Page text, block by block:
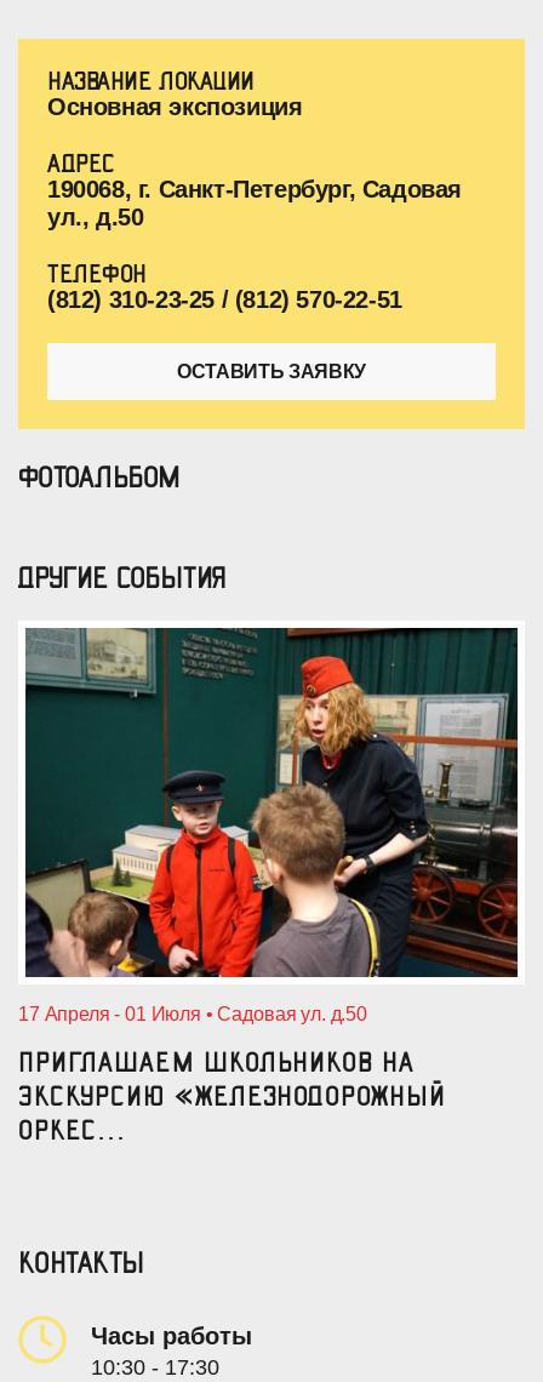
НАЗВАНИЕ ЛОКАЦИИ
Основная экспозиция
АДРЕС
190068, г. Санкт-Петербург, Садовая
ул., д.50
ТЕЛЕФОН
(812) 310-23-25 / (812) 570-22-51
ОСТАВИТЬ ЗАЯВКУ
ФОТОАЛЬБОМ
ДРУГИЕ СОБЫТИЯ
17 Апреля - 01 Июля • Садовая ул. д.50
Приглашаем школьников на
экскурсию «Железнодорожный
оркес...
КОНТАКТЫ
Часы работы
10:30 - 17:30